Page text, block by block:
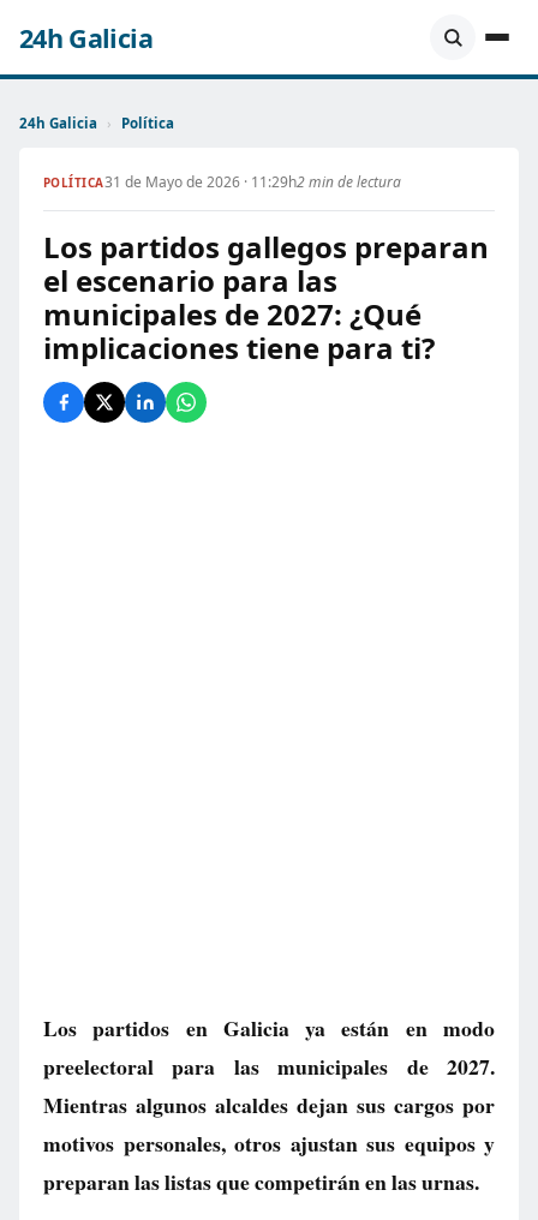
24h Galicia
24h Galicia › Política
POLÍTICA31 de Mayo de 2026 · 11:29h2 min de lectura
Los partidos gallegos preparan
el escenario para las
municipales de 2027: ¿Qué
implicaciones tiene para ti?
Los partidos en Galicia ya están en modo
preelectoral para las municipales de 2027.
Mientras algunos alcaldes dejan sus cargos por
motivos personales, otros ajustan sus equipos y
preparan las listas que competirán en las urnas.